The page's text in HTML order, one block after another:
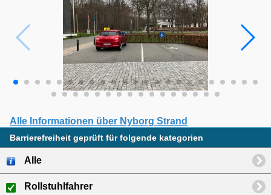
Alle Informationen über Nyborg Strand
Barrierefreiheit geprüft für folgende kategorien
Alle
Rollstuhlfahrer